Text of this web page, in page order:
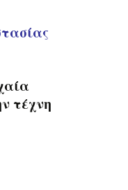
τέχνη